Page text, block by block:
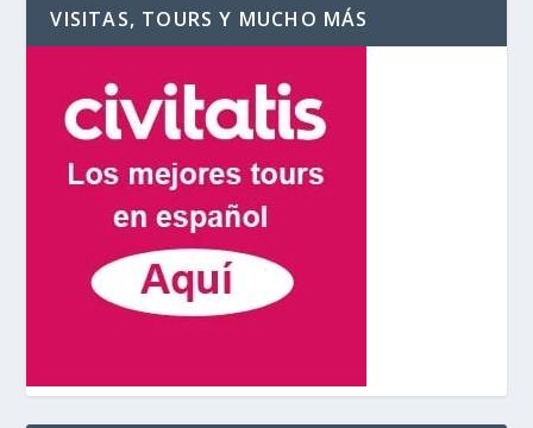
VISITAS, TOURS Y MUCHO MÁS